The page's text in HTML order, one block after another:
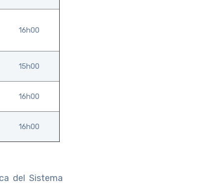
16h00
15h00
16h00
16h00
del Sistema